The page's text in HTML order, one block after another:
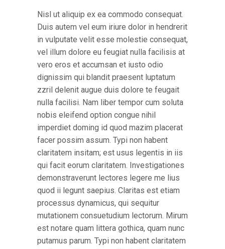
Nisl ut aliquip ex ea commodo consequat.
Duis autem vel eum iriure dolor in hendrerit
in vulputate velit esse molestie consequat,
vel illum dolore eu feugiat nulla facilisis at
vero eros et accumsan et iusto odio
dignissim qui blandit praesent luptatum
zzril delenit augue duis dolore te feugait
nulla facilisi. Nam liber tempor cum soluta
nobis eleifend option congue nihil
imperdiet doming id quod mazim placerat
facer possim assum. Typi non habent
claritatem insitam; est usus legentis in iis
qui facit eorum claritatem. Investigationes
demonstraverunt lectores legere me lius
quod ii legunt saepius. Claritas est etiam
processus dynamicus, qui sequitur
mutationem consuetudium lectorum. Mirum
est notare quam littera gothica, quam nunc
putamus parum. Typi non habent claritatem